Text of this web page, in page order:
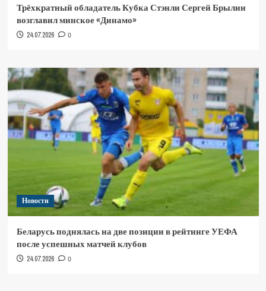
Трёхкратный обладатель Кубка Стэнли Сергей Брылин
возглавил минское «Динамо»
24.07.2026 0
Новости
Беларусь поднялась на две позиции в рейтинге УЕФА
после успешных матчей клубов
24.07.2026 0